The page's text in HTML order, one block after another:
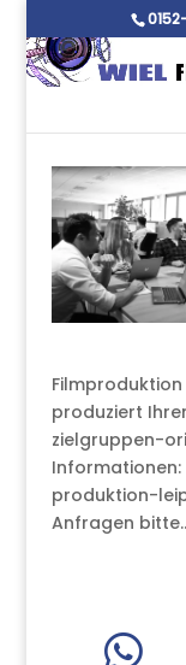
Filmproduktion
produziert
zielgruppen-
produktion-
Anfragen
